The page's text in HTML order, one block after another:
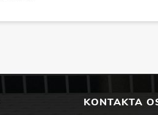
KONTAKTA